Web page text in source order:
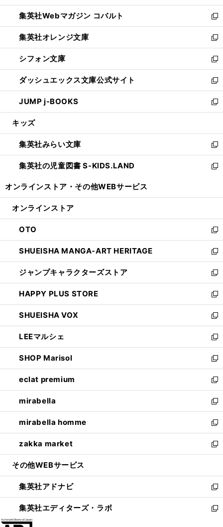
開
く
ウ
で
開
く
ン
ド
ウ
で
開
く
ウ
ィ
ン
ド
ウ
で
開
く
集英社Webマガジン コバルト
新
し
い
ウ
ィ
ン
ド
ウ
で
開
集英社オレンジ文庫
新
し
い
ウ
ィ
ン
ド
ウ
開
く
シフォン文庫
新
し
い
ウ
ィ
ン
ウ
で
開
く
ダッシュエックス文庫公式サイト
新
し
い
ウ
ン
ド
ウ
で
JUMP j-BOOKS
新
し
ウ
ィ
ン
ド
開
キッズ
集英社みらい文庫
新
し
い
ン
ウ
で
開
く
集英社の児童図書 S-KIDS.LAND
新
ウ
ン
ド
ウ
で
開
く
オンラインストア・ その他WEBサービス
オンラインストア
OTO
新
し
い
ウ
ィ
ン
ド
ウ
で
開
く
SHUEISHA MANGA-ART HERITAGE
新
し
い
ウ
ィ
ン
ド
ウ
で
開
く
ジャンプキャラクターズストア
新
し
い
ウ
ィ
ン
ド
ウ
で
開
く
HAPPY PLUS STORE
新
し
い
ウ
ィ
ン
ド
ウ
で
開
く
SHUEISHA VOX
新
し
い
ウ
ィ
ン
ド
ウ
で
開
く
LEEマルシェ
新
し
い
ウ
ィ
ン
ド
ウ
で
開
く
SHOP Marisol
新
し
い
ウ
ィ
ン
ド
ウ
で
開
eclat premium
新
し
い
ウ
ィ
ン
ド
ウ
開
く
mirabella
新
し
い
ウ
ィ
ン
ウ
で
開
く
mirabella homme
新
し
い
ウ
ン
ド
ウ
で
zakka market
新
し
ウ
ィ
ン
ド
その他WEBサービス
集英社アドナビ
新
し
い
集英社エディターズ・ラボ
新